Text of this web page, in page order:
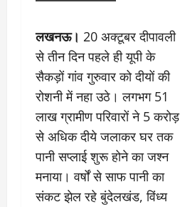
लखनऊ। 20 अक्टूबर दीपावली
से तीन दिन पहले ही यूपी के
सैकड़ों गांव गुरुवार को दीयों की
रोशनी में नहा उठे। लगभग 51
लाख ग्रामीण परिवारों ने 5 करोड़
से अधिक दीये जलाकर घर तक
पानी सप्लाई शुरू होने का जश्न
मनाया। वर्षों से साफ पानी का
संकट झेल रहे बुंदेलखंड, विंध्य